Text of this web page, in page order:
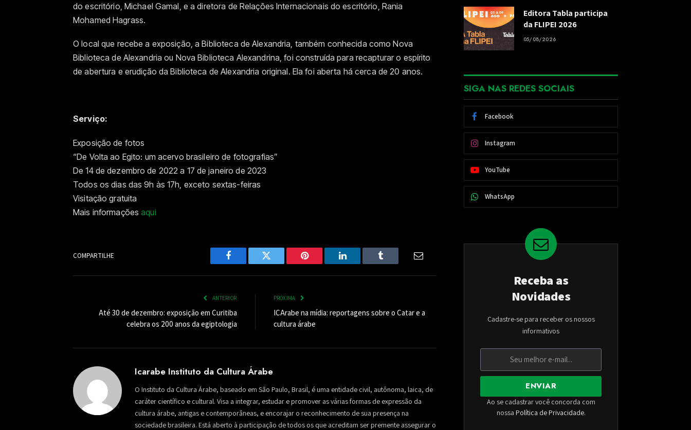
do escritório, Michael Gamal, e a diretora de Relações Internacionais do escritório, Rania
Mohamed Hagrass.
O local que recebe a exposição, a Biblioteca de Alexandria, também conhecida como Nova
Biblioteca de Alexandria ou Nova Biblioteca Alexandrina, foi construída para recapturar o espírito
de abertura e erudição da Biblioteca de Alexandria original. Ela foi aberta há cerca de 20 anos.
Serviço:
Exposição de fotos
“De Volta ao Egito: um acervo brasileiro de fotografias”
De 14 de dezembro de 2022 a 17 de janeiro de 2023
Todos os dias das 9h às 17h, exceto sextas-feiras
Visitação gratuita
Mais informaçõesaqui
COMPARTILHE
Facebook Twitter Pinterest LinkedIn Tumblr Email
ANTERIOR
Até 30 de dezembro: exposição em Curitiba
celebra os 200 anos da egiptologia
PRÓXIMA
ICArabe na mídia: reportagens sobre o Catar e a
cultura árabe
Icarabe Instituto da Cultura Árabe
O Instituto da Cultura Árabe, baseado em São Paulo, Brasil, é uma entidade civil, autônoma, laica, de
caráter científico e cultural. Visa a integrar, estudar e promover as várias formas de expressão da
cultura árabe, antigas e contemporâneas, e encorajar o reconhecimento de sua presença na
sociedade brasileira. Está aberto à participação de todos os que acreditam ser premente assegurar o
Editora Tabla participa
da FLIPEI 2026
05/08/2026
SIGA NAS REDES SOCIAIS
Facebook
Instagram
YouTube
WhatsApp
Receba as
Novidades
Cadastre-se para receber os nossos
informativos
ENVIAR
Ao se cadastrar você concorda com
nossa Política de Privacidade.